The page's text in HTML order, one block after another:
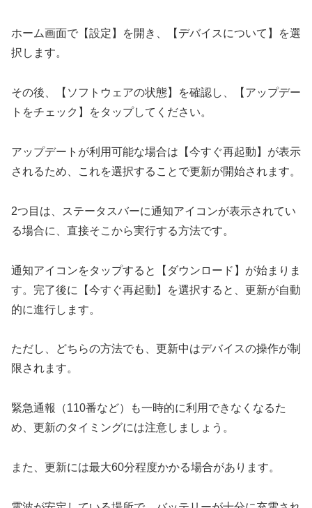
ホーム画面で【設定】を開き、【デバイスについて】を選
択します。
その後、【ソフトウェアの状態】を確認し、【アップデー
トをチェック】をタップしてください。
アップデートが利用可能な場合は【今すぐ再起動】が表示
されるため、これを選択することで更新が開始されます。
2つ目は、ステータスバーに通知アイコンが表示されてい
る場合に、直接そこから実行する方法です。
通知アイコンをタップすると【ダウンロード】が始まりま
す。完了後に【今すぐ再起動】を選択すると、更新が自動
的に進行します。
ただし、どちらの方法でも、更新中はデバイスの操作が制
限されます。
緊急通報（110番など）も一時的に利用できなくなるた
め、更新のタイミングには注意しましょう。
また、更新には最大60分程度かかる場合があります。